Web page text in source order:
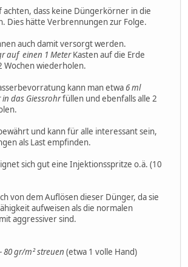
dass keine Düngerkörner in die
Dies hätte Verbrennungen zur Folge.
auch damit versorgt werden.
auf einen 1 MeterKasten auf die Erde
Wochen wiederholen.
kann man etwa 6 ml
das Giessrohrfüllen und ebenfalls alle 2
und kann für alle interessant sein,
als Last empfinden.
sich gut eine Injektionsspritze o.ä. (10
von dem Auflösen dieser Dünger, da sie
aufweisen als die normalen
aggressiver sind.
80 gr/m² streuen (etwa 1 volle Hand)